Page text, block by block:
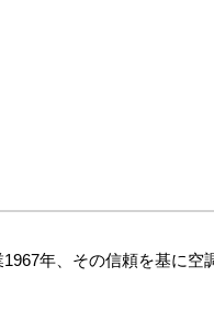
年、その信頼を基に空